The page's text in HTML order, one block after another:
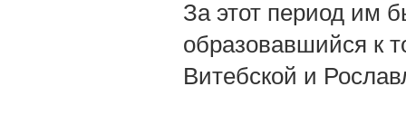
За этот период им
образовавшийся к
Витебской и